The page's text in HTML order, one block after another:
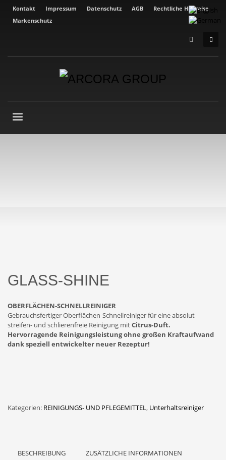
Kontakt Impressum Datenschutz AGB
Rechtliche Hinweise
Markenschutz
GLASS-SHINE
OBERFLÄCHEN-SCHNELLREINIGER
Gebrauchsfertiger Oberflächen-Schnellreiniger für eine absolut
streifen- und schlierenfreie Reinigung mitCitrus-Duft.
Hervorragende Reinigungsleistung ohne großen Kraftaufwand
dank speziell entwickelter neuer Rezeptur!
Kategorien: REINIGUNGS- UND PFLEGEMITTEL, Unterhaltsreiniger
BESCHREIBUNG ZUSÄTZLICHE INFORMATIONEN